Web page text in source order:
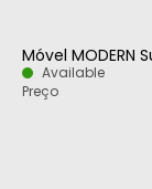
Móvel MODERN
Available
Preço